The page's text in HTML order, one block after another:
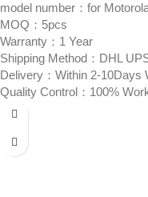
model number：for
MOQ：5pcs
Warranty：1 Year
Shipping Method：DHL
Delivery：Within 2-10Days
Quality Control：100%